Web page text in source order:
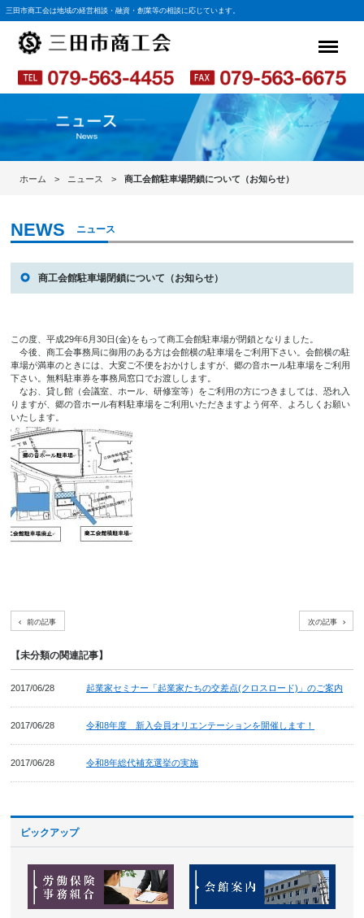
三田市商工会は地域の経営相談・融資・創業等の相談に応じています。
ホーム ニュース 商工会館駐車場閉鎖について（お知らせ）
ニュース
商工会館駐車場閉鎖について（お知らせ）
この度、平成29年6月30日(金)をもって商工会館駐車場が閉鎖となりました。
今後、商工会事務局に御用のある方は会館横の駐車場をご利用下さい。会館横の駐
車場が満車のときには、大変ご不便をおかけしますが、郷の音ホール駐車場をご利用
下さい。無料駐車券を事務局窓口でお渡しします。
なお、貸し館（会議室、ホール、研修室等）をご利用の方につきましては、恐れ入
りますが、郷の音ホール有料駐車場をご利用いただきますよう何卒、よろしくお願い
いたします。
前の記事 次の記事
【未分類の関連記事】
2017/06/28 起業家セミナー「起業家たちの交差点(クロスロード)」のご案内
2017/06/28 令和8年度 新入会員オリエンテーションを開催します！
2017/06/28 令和8年総代補充選挙の実施
ピックアップ